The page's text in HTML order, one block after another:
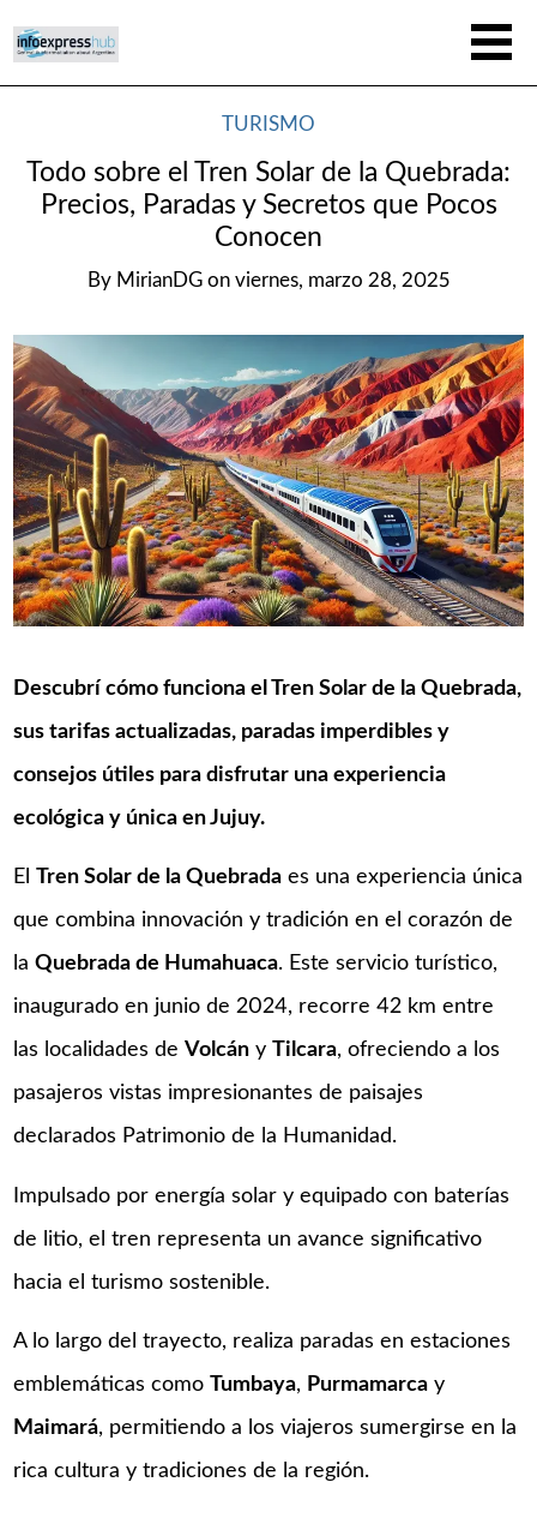
TURISMO
Todo sobre el Tren Solar de la Quebrada:
Precios, Paradas y Secretos que Pocos
Conocen
By MirianDG on viernes, marzo 28, 2025
Descubrí cómo funciona el Tren Solar de la Quebrada,
sus tarifas actualizadas, paradas imperdibles y
consejos útiles para disfrutar una experiencia
ecológica y única en Jujuy.
ElTren Solar de la Quebrada es una experiencia única
que combina innovación y tradición en el corazón de
laQuebrada de Humahuaca. Este servicio turístico,
inaugurado en junio de 2024, recorre 42 km entre
las localidades deVolcán yTilcara, ofreciendo a los
pasajeros vistas impresionantes de paisajes
declarados Patrimonio de la Humanidad.
Impulsado por energía solar y equipado con baterías
de litio, el tren representa un avance significativo
hacia el turismo sostenible.
A lo largo del trayecto, realiza paradas en estaciones
emblemáticas comoTumbaya, Purmamarca y
Maimará, permitiendo a los viajeros sumergirse en la
rica cultura y tradiciones de la región.